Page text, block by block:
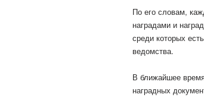
По его словам,
наградами и
среди которых
ведомства.
В ближайшее
наградных